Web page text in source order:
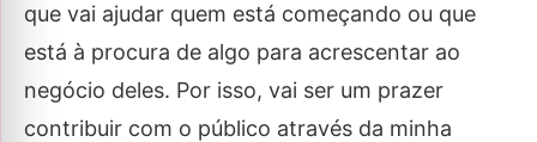
que vai ajudar quem está começando ou que
está à procura de algo para acrescentar ao
negócio deles. Por isso, vai ser um prazer
contribuir com o público através da minha